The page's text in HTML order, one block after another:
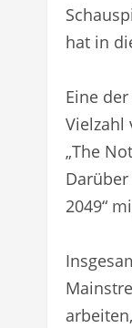
hat in
Eine
Vielzahl
„The
2049“